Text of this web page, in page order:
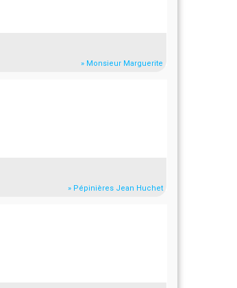
» Monsieur Marguerite
» Pépinières Jean Huchet